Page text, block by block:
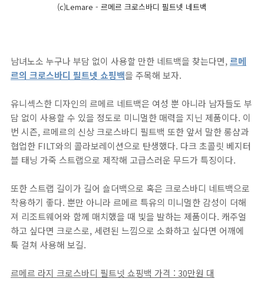
(c)Lemare - 르메르 크로스바디 필트넷 네트백
남녀노소 누구나 부담 없이 사용할 만한 네트백을 찾는다면, 르메
르의 크로스바디 필트넷 쇼핑백을 주목해 보자.
유니섹스한 디자인의 르메르 네트백은 여성 뿐 아니라 남자들도 부
담 없이 사용할 수 있을 정도로 미니멀한 매력을 지닌 제품이다. 이
번 시즌, 르메르의 신상 크로스바디 필트백 또한 앞서 말한 롱샴과
협업한 FILT와의 콜라보레이션으로 탄생했다. 다크 초콜릿 베지터
블 태닝 가죽 스트랩으로 제작해 고급스러운 무드가 특징이다.
또한 스트랩 길이가 길어 숄더백으로 혹은 크로스바디 네트백으로
착용하기 좋다. 뿐만 아니라 르메르 특유의 미니멀한 감성이 더해
져 리조트웨어와 함께 매치했을 때 빛을 발하는 제품이다. 캐주얼
하고 싶다면 크로스로, 세련된 느낌으로 소화하고 싶다면 어깨에
툭 걸쳐 사용해 보길.
르메르 라지 크로스바디 필트넷 쇼핑백 가격 : 30만원 대